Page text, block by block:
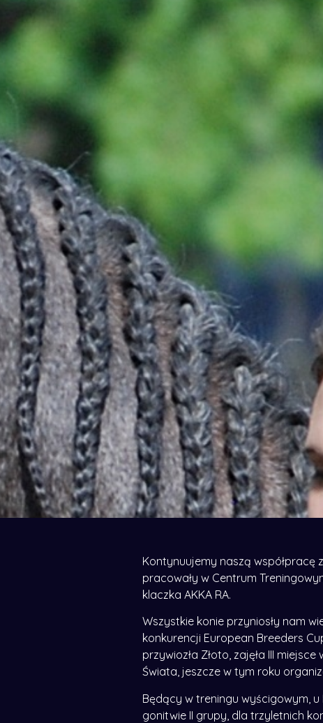
Kontynuujemy naszą współpracę
pracowały w Centrum
klaczka AKKA RA.
Wszystkie konie przyniosły nam
konkurencji European Breeders
przywiozła Złoto, zajęła III
Świata, jeszcze w tym roku
Będący w treningu wyścigowym, u
gonitwie II grupy, dla trzyletnich